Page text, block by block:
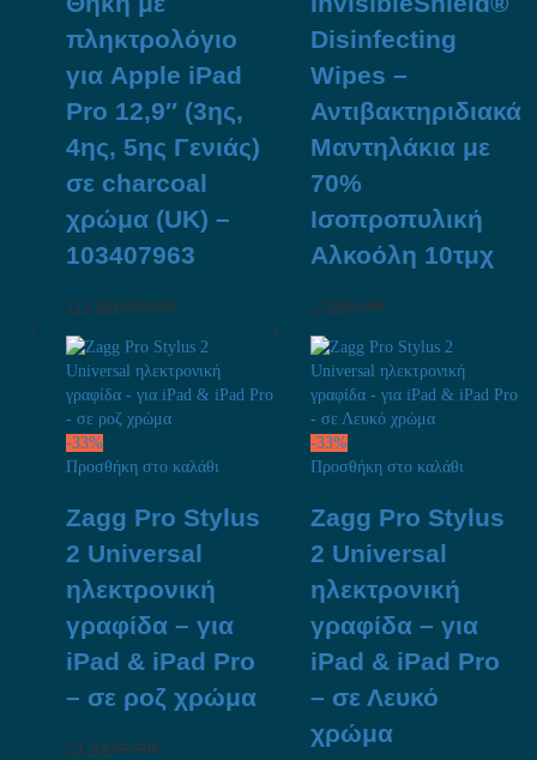
πληκτρολόγιο
για Apple iPad
Pro 12,9″ (3ης,
4ης, 5ης Γενιάς)
σε charcoal
χρώμα (UK) –
103407963
119,90€189,90€
Disinfecting
Wipes –
Αντιβακτηριδιακά
Μαντηλάκια με
70%
Ισοπροπυλική
Αλκοόλη 10τμχ
1,99€6,90€
-33%
Προσθήκη στο καλάθι
Zagg Pro Stylus
2 Universal
ηλεκτρονική
γραφίδα – για
iPad & iPad Pro
– σε ροζ χρώμα
59,90€89,90€
-33%
Προσθήκη στο καλάθι
Zagg Pro Stylus
2 Universal
ηλεκτρονική
γραφίδα – για
iPad & iPad Pro
– σε Λευκό
χρώμα